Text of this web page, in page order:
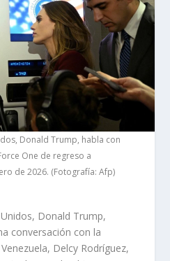
Donald Trump, habla con
One de regreso a
de 2026. (Fotografía: Afp)
Donald Trump,
conversación con la
Delcy Rodríguez,